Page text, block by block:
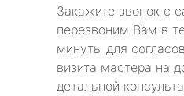
Закажите звонок с
перезвоним Вам в
минуты для
визита мастера на
детальной